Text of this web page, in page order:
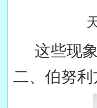
这些现
二、伯努